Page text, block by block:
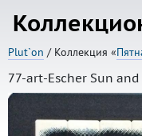
Plut`on / Коллекция «
77-art-Escher Sun